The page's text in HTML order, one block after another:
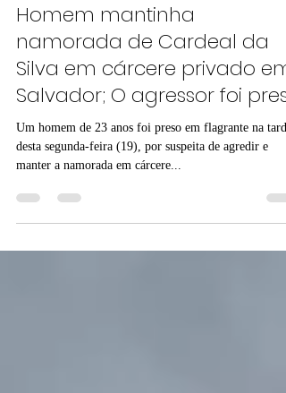
20 de ago. de 2024
1 min de leitura
Homem mantinha
namorada de Cardeal da
Silva em cárcere privado em
Salvador; O agressor foi
Um homem de 23 anos foi preso em flagrante na tarde
manter a namorada em cárcere...